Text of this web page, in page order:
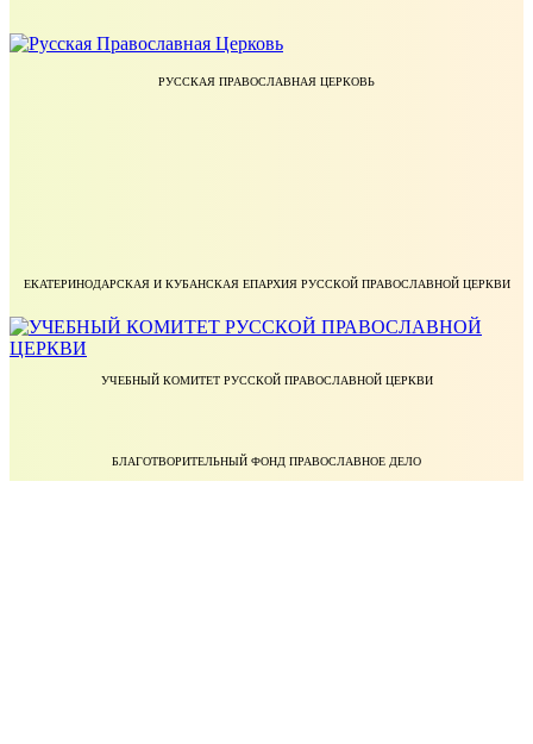
РУССКАЯ ПРАВОСЛАВНАЯ ЦЕРКОВЬ
ЕКАТЕРИНОДАРСКАЯ И КУБАНСКАЯ ЕПАРХИЯ РУССКОЙ ПРАВОСЛАВНОЙ ЦЕРКВИ
УЧЕБНЫЙ КОМИТЕТ РУССКОЙ ПРАВОСЛАВНОЙ ЦЕРКВИ
БЛАГОТВОРИТЕЛЬНЫЙ ФОНД ПРАВОСЛАВНОЕ ДЕЛО